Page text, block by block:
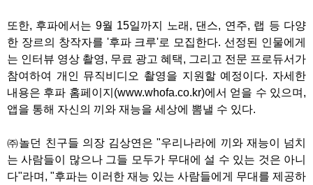
또한, 후파에서는 9월 15일까지 노래, 댄스, 연주, 랩 등 다양
한 장르의 창작자를 '후파 크루'로 모집한다. 선정된 인물에게
는 인터뷰 영상 촬영, 무료 광고 혜택, 그리고 전문 프로듀서가
참여하여 개인 뮤직비디오 촬영을 지원할 예정이다. 자세한
내용은 후파 홈페이지(www.whofa.co.kr)에서 얻을 수 있으며,
앱을 통해 자신의 끼와 재능을 세상에 뽐낼 수 있다.
㈜놀던 친구들 의장 김상연은 "우리나라에 끼와 재능이 넘치
는 사람들이 많으나 그들 모두가 무대에 설 수 있는 것은 아니
다"라며, "후파는 이러한 재능 있는 사람들에게 무대를 제공하